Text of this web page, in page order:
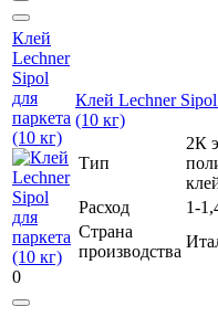
Клей
Lechner
Sipol
для
паркета
(10 кг)
0
Клей Lechner Sipol
(10 кг)
Тип
2К
Расход
1-
Страна
производства